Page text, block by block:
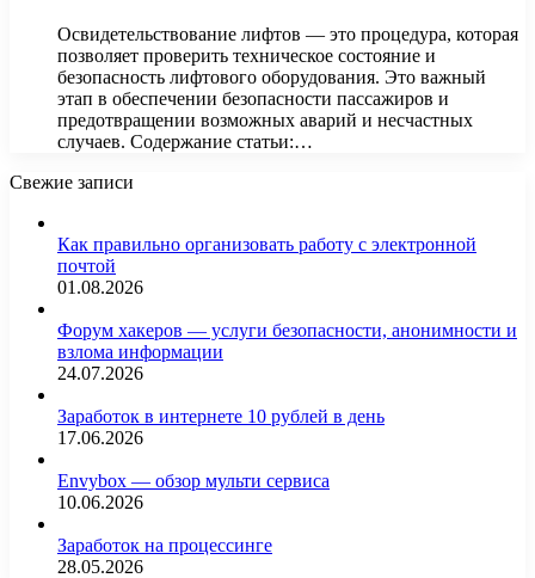
Освидетельствование лифтов — это процедура, которая
позволяет проверить техническое состояние и
безопасность лифтового оборудования. Это важный
этап в обеспечении безопасности пассажиров и
предотвращении возможных аварий и несчастных
случаев. Содержание статьи:…
Свежие записи
Как правильно организовать работу с электронной
почтой
01.08.2026
Форум хакеров — услуги безопасности, анонимности и
взлома информации
24.07.2026
Заработок в интернете 10 рублей в день
17.06.2026
Envybox — обзор мульти сервиса
10.06.2026
Заработок на процессинге
28.05.2026